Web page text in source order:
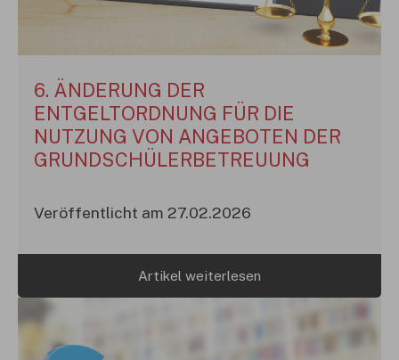
6. ÄNDERUNG DER
ENTGELTORDNUNG FÜR DIE
NUTZUNG VON ANGEBOTEN DER
GRUNDSCHÜLERBETREUUNG
Veröffentlicht am 27.02.2026
Artikel weiterlesen